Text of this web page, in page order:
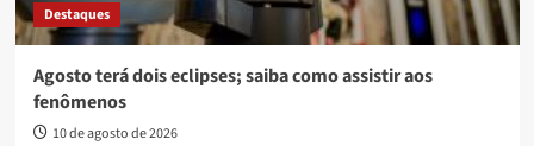
Destaques
Agosto terá dois eclipses; saiba como assistir aos
fenômenos
10 de agosto de 2026